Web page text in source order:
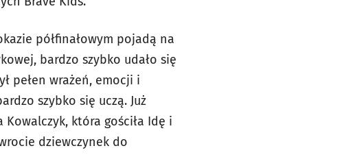
półfinałowym pojadą na
bardzo szybko udało się
pełen wrażeń, emocji i
szybko się uczą. Już
która gościła Idę i
dziewczynek do